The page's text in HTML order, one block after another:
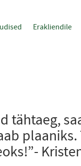
Erakliendile
tähtaeg,